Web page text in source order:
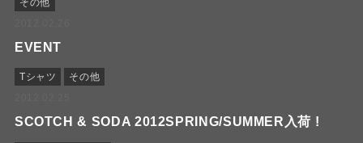
その他
EVENT
Tシャツ
その他
SCOTCH & SODA 2012SPRING/SUMMER入荷 !